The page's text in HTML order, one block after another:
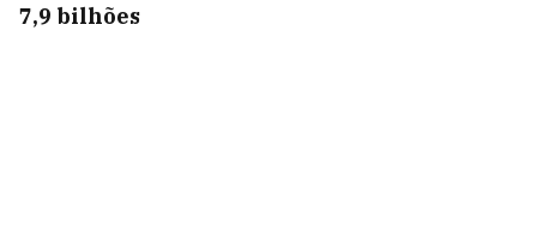
7,9 bilhões